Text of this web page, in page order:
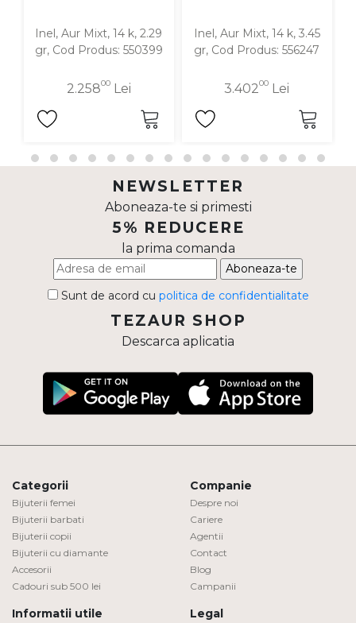
Inel, Aur Mixt, 14 k, 2.29
gr, Cod Produs: 550399
2.25800Lei
Inel, Aur Mixt, 14 k, 3.45
gr, Cod Produs: 556247
3.40200 Lei
NEWSLETTER
Aboneaza-te si primesti
5% REDUCERE
la prima comanda
Aboneaza-te
Sunt de acord cu politica de confidentialitate
TEZAUR SHOP
Descarca aplicatia
Categorii
Bijuterii femei
Bijuterii barbati
Bijuterii copii
Bijuterii cu diamante
Accesorii
Cadouri sub 500 lei
Companie
Despre noi
Cariere
Agentii
Contact
Blog
Campanii
Informatii utile Legal